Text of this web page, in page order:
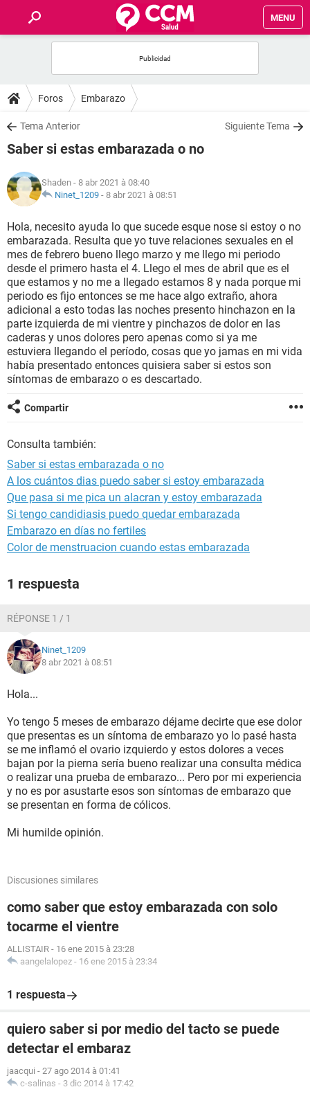
MENU
FORUMS
SALUD
NUTRICIÓN
BIENESTAR
SEXUALIDAD
GLOSARIO
Foros Embarazo
Tema Anterior Siguiente Tema
Saber si estas embarazada o no
Shaden - 8 abr 2021 à 08:40
Ninet_1209 - 8 abr 2021 à 08:51
Hola, necesito ayuda lo que sucede esque nose si estoy o no
embarazada. Resulta que yo tuve relaciones sexuales en el
mes de febrero bueno llego marzo y me llego mi periodo
desde el primero hasta el 4. Llego el mes de abril que es el
que estamos y no me a llegado estamos 8 y nada porque mi
periodo es fijo entonces se me hace algo extraño, ahora
adicional a esto todas las noches presento hinchazon en la
parte izquierda de mi vientre y pinchazos de dolor en las
caderas y unos dolores pero apenas como si ya me
estuviera llegando el período, cosas que yo jamas en mi vida
había presentado entonces quisiera saber si estos son
síntomas de embarazo o es descartado.
Compartir
Consulta también:
Saber si estas embarazada o no
A los cuántos dias puedo saber si estoy embarazada
Que pasa si me pica un alacran y estoy embarazada
Si tengo candidiasis puedo quedar embarazada
Embarazo en días no fertiles
Color de menstruacion cuando estas embarazada
1 respuesta
RÉPONSE 1 / 1
Ninet_1209
8 abr 2021 à 08:51
Hola...
Yo tengo 5 meses de embarazo déjame decirte que ese dolor
que presentas es un síntoma de embarazo yo lo pasé hasta
se me inflamó el ovario izquierdo y estos dolores a veces
bajan por la pierna sería bueno realizar una consulta médica
o realizar una prueba de embarazo... Pero por mi experiencia
y no es por asustarte esos son síntomas de embarazo que
se presentan en forma de cólicos.
Mi humilde opinión.
Discusiones similares
como saber que estoy embarazada con solo
tocarme el vientre
ALLISTAIR - 16 ene 2015 à 23:28
aangelalopez - 16 ene 2015 à 23:34
1 respuesta
quiero saber si por medio del tacto se puede
detectar el embaraz
jaacqui - 27 ago 2014 à 01:41
c-salinas - 3 dic 2014 à 17:42